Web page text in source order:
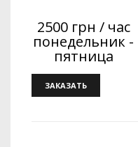
2500 грн / час
понедельник -
пятница
ЗАКАЗАТЬ